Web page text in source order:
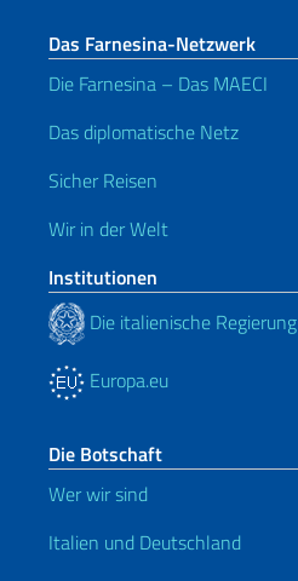
Das Farnesina-Netzwerk
Die Farnesina – Das MAECI
Das diplomatische Netz
Sicher Reisen
Wir in der Welt
Institutionen
Die italienische Regierung
Europa.eu
Die Botschaft
Wer wir sind
Italien und Deutschland